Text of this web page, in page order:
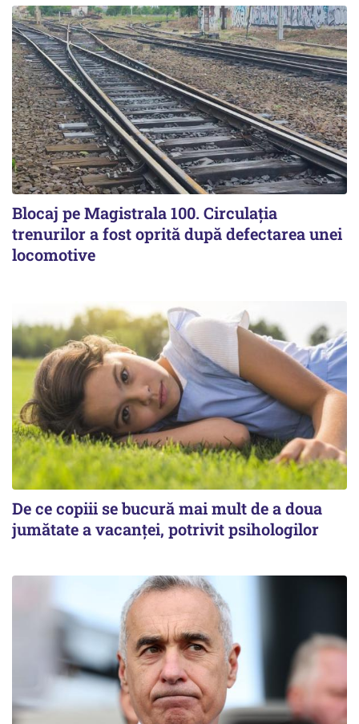
Blocaj pe Magistrala 100. Circulația
trenurilor a fost oprită după defectarea unei
locomotive
De ce copiii se bucură mai mult de a doua
jumătate a vacanței, potrivit psihologilor